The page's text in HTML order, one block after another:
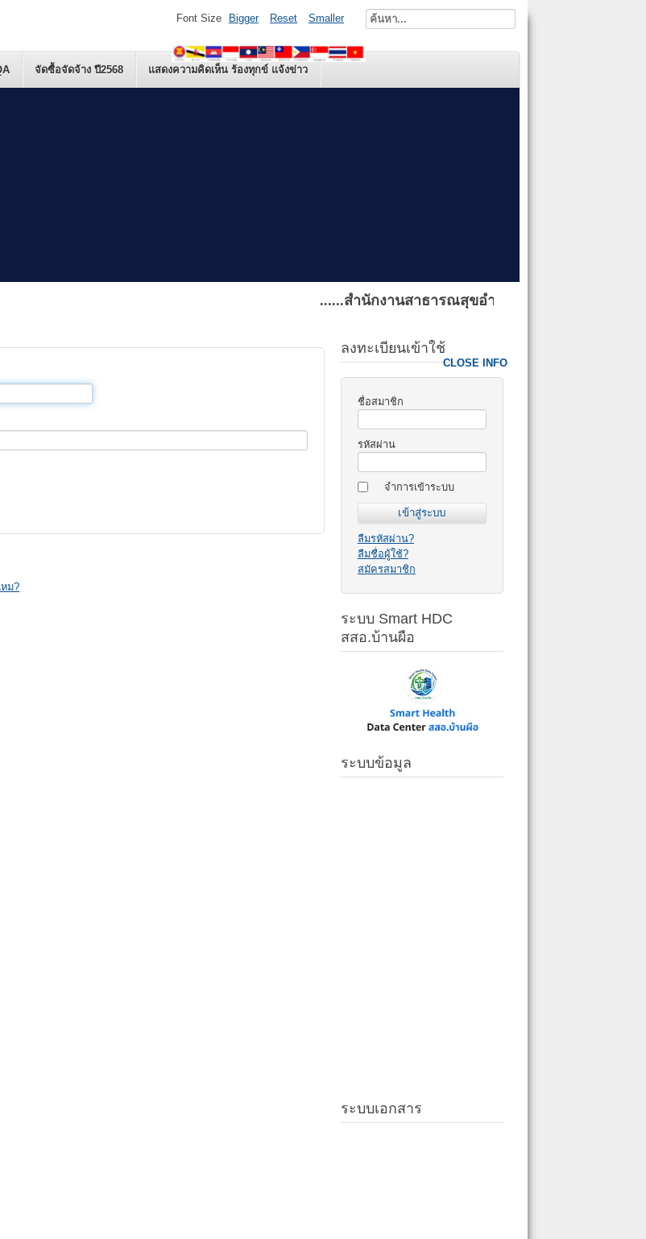
จัดซื้อจัดจ้าง ปี2568 แสดงความคิดเห็น ร้องทุกข์ แจ้งข่าว
......สำนักงานสาธารณสุขอำเภอบ้านผือ ยินดีต้อนรับผู้
Font Size Bigger Reset Smaller
ม?
CLOSE INFO
ลงทะเบียนเข้าใช้
ชื่อสมาชิก
รหัสผ่าน
จำการเข้าระบบ
ลืมรหัสผ่าน?
ลืมชื่อผู้ใช้?
สมัครสมาชิก
ระบบ Smart HDC
สสอ.บ้านผือ
ระบบข้อมูล
ระบบเอกสาร